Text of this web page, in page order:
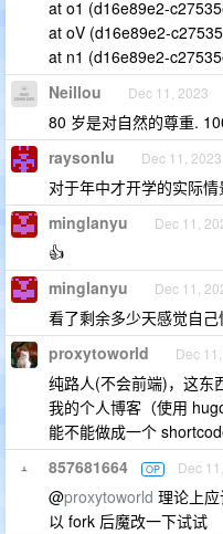
at o1 (d16e89e2-
at oV (d16e89e2-
at n1 (d16e89e2-
Neillou Dec 11, 2023
80 岁是对自然的尊重.
raysonlu Dec 11, 2023
对于年中才开学的实际情
minglanyu Dec 11,
👍
minglanyu Dec 11,
看了剩余多少天感觉自己
proxytoworld Dec
纯路人(不会前端)，这东
我的个人博客（使用
能不能做成一个
857681664 OP Dec
@proxytoworld 理论上
以 fork 后魔改一下试试